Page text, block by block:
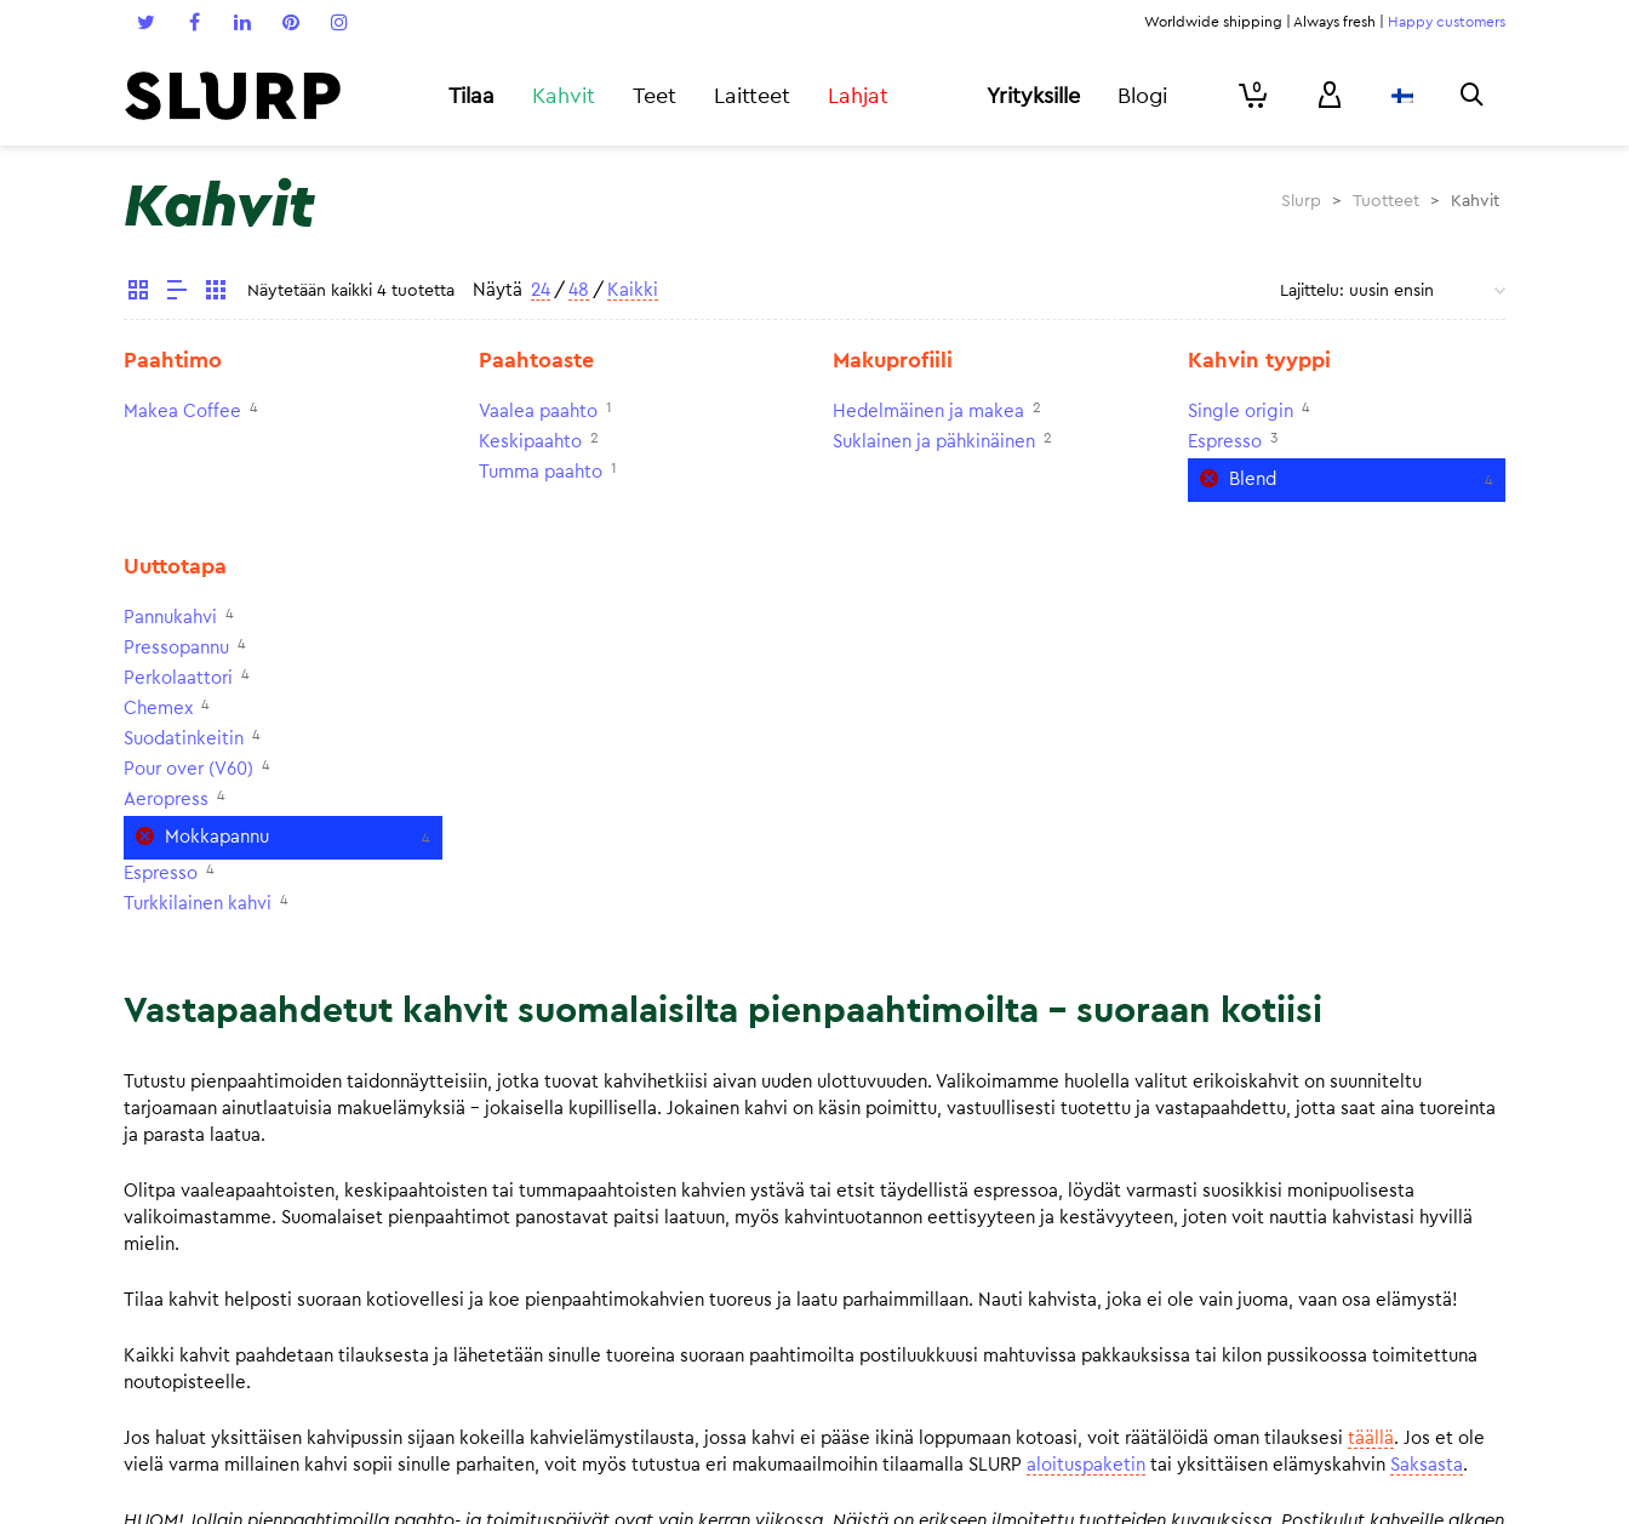
Worldwide shipping | Always fresh | Happy customers
Tilaa Kahvit Teet Laitteet Lahjat Yrityksille Blogi 0
Kahvit Slurp > Tuotteet > Kahvit
Näytetään kaikki 4 tuotetta Näytä 24 / 48 / Kaikki
Paahtimo
Makea Coffee 4
Paahtoaste
Vaalea paahto 1
Keskipaahto 2
Tumma paahto 1
Makuprofiili
Hedelmäinen ja makea 2
Suklainen ja pähkinäinen 2
Kahvin tyyppi
Single origin 4
Espresso 3
Blend 4
Uuttotapa
Pannukahvi 4
Pressopannu 4
Perkolaattori 4
Chemex 4
Suodatinkeitin 4
Pour over (V60) 4
Aeropress 4
Mokkapannu 4
Espresso 4
Turkkilainen kahvi 4
Vastapaahdetut kahvit suomalaisilta pienpaahtimoilta – suoraan kotiisi
Tutustu pienpaahtimoiden taidonnäytteisiin, jotka tuovat kahvihetkiisi aivan uuden ulottuvuuden. Valikoimamme huolella valitut erikoiskahvit on suunniteltu
tarjoamaan ainutlaatuisia makuelämyksiä – jokaisella kupillisella. Jokainen kahvi on käsin poimittu, vastuullisesti tuotettu ja vastapaahdettu, jotta saat aina tuoreinta
ja parasta laatua.
Olitpa vaaleapaahtoisten, keskipaahtoisten tai tummapaahtoisten kahvien ystävä tai etsit täydellistä espressoa, löydät varmasti suosikkisi monipuolisesta
valikoimastamme. Suomalaiset pienpaahtimot panostavat paitsi laatuun, myös kahvintuotannon eettisyyteen ja kestävyyteen, joten voit nauttia kahvistasi hyvillä
mielin.
Tilaa kahvit helposti suoraan kotiovellesi ja koe pienpaahtimokahvien tuoreus ja laatu parhaimmillaan. Nauti kahvista, joka ei ole vain juoma, vaan osa elämystä!
Kaikki kahvit paahdetaan tilauksesta ja lähetetään sinulle tuoreina suoraan paahtimoilta postiluukkuusi mahtuvissa pakkauksissa tai kilon pussikoossa toimitettuna
noutopisteelle.
Jos haluat yksittäisen kahvipussin sijaan kokeilla kahvielämystilausta, jossa kahvi ei pääse ikinä loppumaan kotoasi, voit räätälöidä oman tilauksesi täällä. Jos et ole
vielä varma millainen kahvi sopii sinulle parhaiten, voit myös tutustua eri makumaailmoihin tilaamalla SLURP aloituspaketin tai yksittäisen elämyskahvin Saksasta.